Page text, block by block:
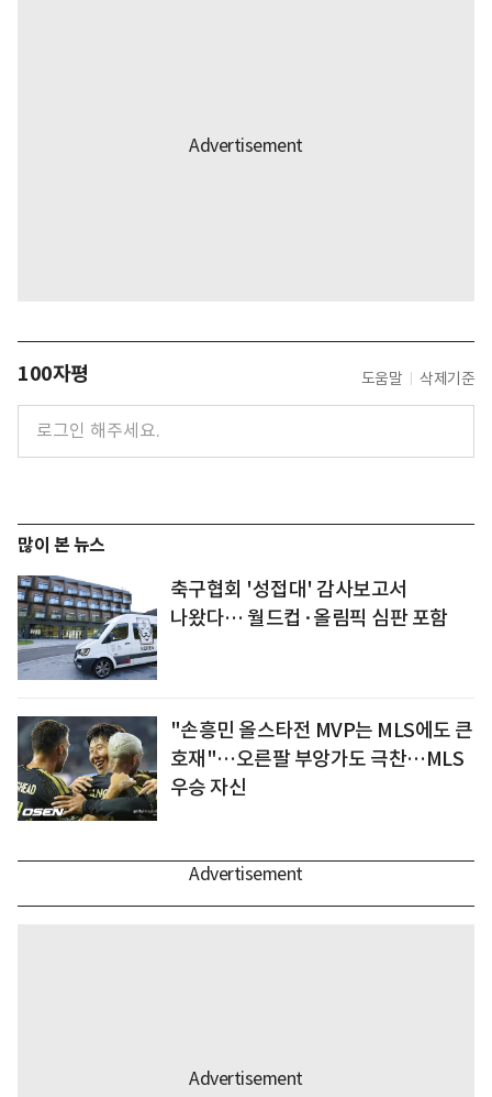
100자평 도움말 삭제기준
많이 본 뉴스
축구협회 '성접대' 감사보고서
나왔다… 월드컵·올림픽 심판 포함
"손흥민 올스타전 MVP는 MLS에도 큰
호재"…오른팔 부앙가도 극찬…MLS
우승 자신